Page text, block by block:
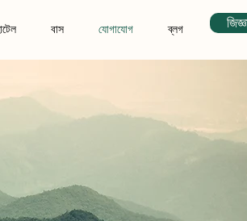
বাস যোগাযোগ ব্লগ